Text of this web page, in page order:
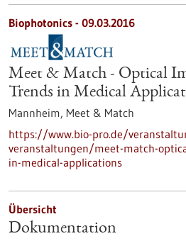
Biophotonics - 09.03.2016
Meet & Match - Optical
Trends in Medical
Mannheim, Meet & Match
https://www.bio-pro.de/
veranstaltungen/meet-match-
in-medical-applications
Übersicht
Dokumentation